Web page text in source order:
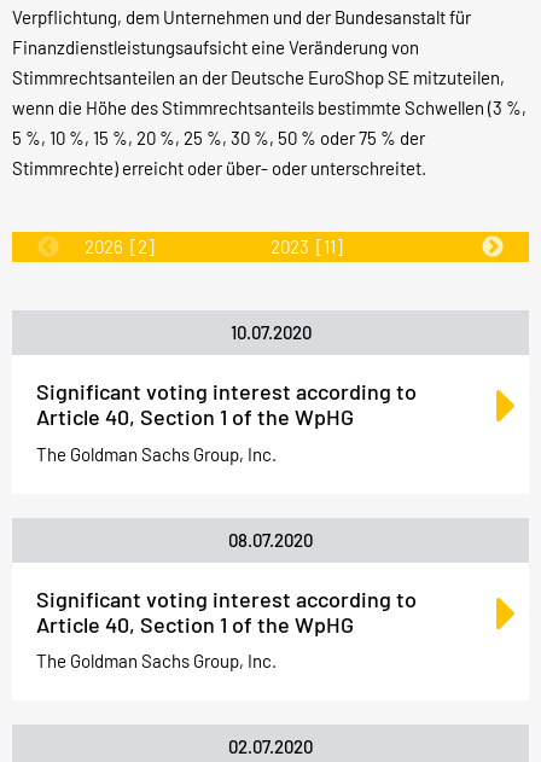
Verpflichtung, dem Unternehmen und der Bundesanstalt für
Finanzdienstleistungsaufsicht eine Veränderung von
Stimmrechtsanteilen an der Deutsche EuroShop SE mitzuteilen,
wenn die Höhe des Stimmrechtsanteils bestimmte Schwellen (3 %,
5 %, 10 %, 15 %, 20 %, 25 %, 30 %, 50 % oder 75 % der
Stimmrechte) erreicht oder über- oder unterschreitet.
2026 [2] 2023 [11] 2022[31]
10.07.2020
Significant voting interest according to
Article 40, Section 1 of the WpHG
The Goldman Sachs Group, Inc.
08.07.2020
Significant voting interest according to
Article 40, Section 1 of the WpHG
The Goldman Sachs Group, Inc.
02.07.2020